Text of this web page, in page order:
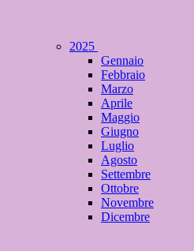
2025
Gennaio
Febbraio
Marzo
Aprile
Maggio
Giugno
Luglio
Agosto
Settembre
Ottobre
Novembre
Dicembre